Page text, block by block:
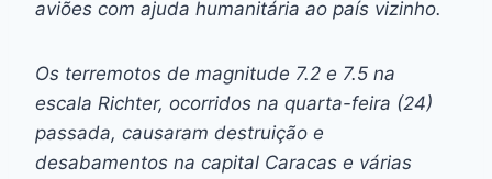
aviões com ajuda humanitária ao país vizinho.
Os terremotos de magnitude 7.2 e 7.5 na
escala Richter, ocorridos na quarta-feira (24)
passada, causaram destruição e
desabamentos na capital Caracas e várias